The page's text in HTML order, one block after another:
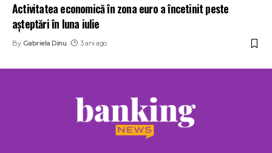
Activitatea economică în zona euro a încetinit peste
aşteptări în luna iulie
By Gabriela Dinu 3 ani ago